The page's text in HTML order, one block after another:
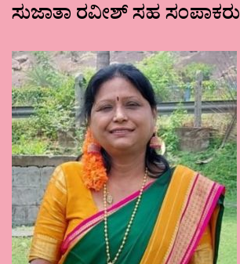
ಸುಜಾತಾ ರವೀಶ್ ಸಹ ಸಂಪಾಕರು